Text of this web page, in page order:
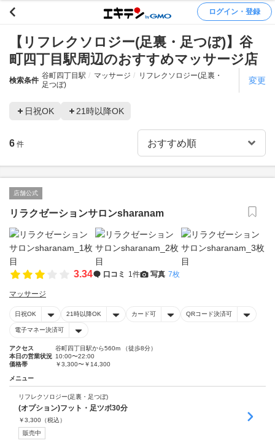
ログイン・登録
【リフレクソロジー(足裏・足つぼ)】谷
町四丁目駅周辺のおすすめマッサージ店
検索条件
谷町四丁目駅 マッサージ
リフレクソロジー(足裏・
足つぼ)
変更
日祝OK 21時以降OK
6 件
店舗公式
リラクゼーションサロンsharanam
3.34 口コミ 1件 写真 7枚
マッサージ
日祝OK 21時以降OK カード可 QRコード決済可
電子マネー決済可
アクセス
谷町四丁目駅から560m （徒歩8分）
本日の営業状況 10:00〜22:00
価格帯
￥3,300〜￥14,300
メニュー
リフレクソロジー(足裏・足つぼ)
(オプション)フット・足ツボ30分
￥3,300 （税込）
販売中